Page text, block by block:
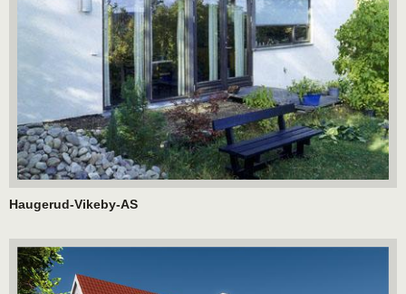
Haugerud-Vikeby-AS